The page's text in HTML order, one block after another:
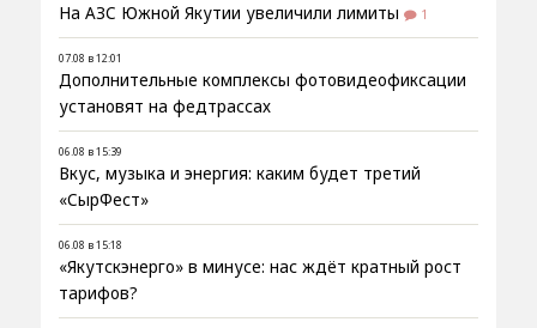
На АЗС Южной Якутии увеличили лимиты 1
07.08 в 12:01
Дополнительные комплексы фотовидеофиксации
установят на федтрассах
06.08 в 15:39
Вкус, музыка и энергия: каким будет третий
«СырФест»
06.08 в 15:18
«Якутскэнерго» в минусе: нас ждёт кратный рост
тарифов?